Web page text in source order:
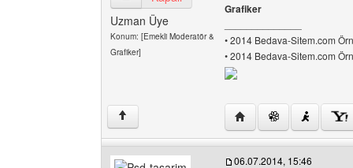
Uzman Üye
Konum: [Emekli Moderatör &
Grafiker]
Grafiker
• 2014 Bedava-Sitem.com
• 2014 Bedava-Sitem.com
↑ Yazarın web sitesini
06.07.2014, 15:46